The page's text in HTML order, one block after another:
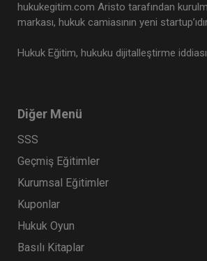
hukukegitim.com Aristo tarafından
markası, hukuk camiasının yeni
Hukuk Eğitim, hukuku dijitalleştirme
Diğer Menü
SSS
Geçmiş Eğitimler
Kurumsal Eğitimler
Kuponlar
Hukuk Oyun
Basılı Kitaplar